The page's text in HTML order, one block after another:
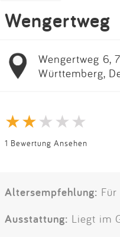
Wengertweg
Wengertweg 6,
Württemberg,
1 Bewertung Ansehen
Altersempfehlung:
Ausstattung: Liegt im